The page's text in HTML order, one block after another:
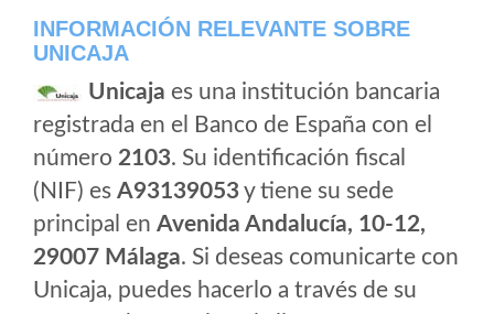
INFORMACIÓN RELEVANTE SOBRE
UNICAJA
Unicaja es una institución bancaria
registrada en el Banco de España con el
número 2103. Su identificación fiscal
(NIF) es A93139053y tiene su sede
principal en Avenida Andalucía, 10-12,
29007 Málaga. Si deseas comunicarte con
Unicaja, puedes hacerlo a través de su